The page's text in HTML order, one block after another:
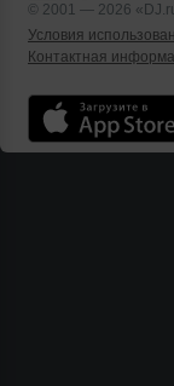
© 2001 — 2026
Условия
Контактная